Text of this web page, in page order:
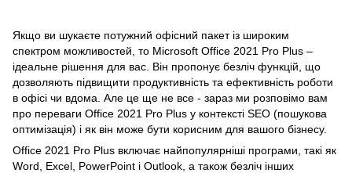
Якщо ви шукаєте потужний офісний пакет із широким
спектром можливостей, то Microsoft Office 2021 Pro Plus –
ідеальне рішення для вас. Він пропонує безліч функцій, що
дозволяють підвищити продуктивність та ефективність роботи
в офісі чи вдома. Але це ще не все - зараз ми розповімо вам
про переваги Office 2021 Pro Plus у контексті SEO (пошукова
оптимізація) і як він може бути корисним для вашого бізнесу.
Office 2021 Pro Plus включає найпопулярніші програми, такі як
Word, Excel, PowerPoint і Outlook, а також безліч інших